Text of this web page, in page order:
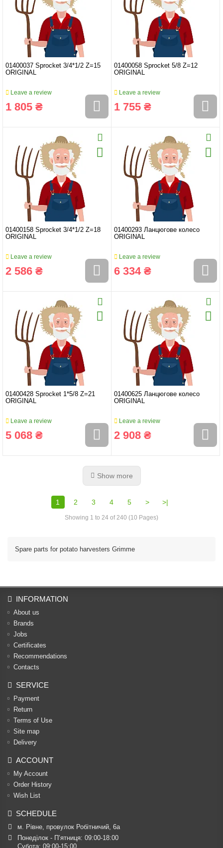
01400037 Sprocket 3/4*1/2 Z=15
ORIGINAL
Leave a review
1 805 ₴
01400058 Sprocket 5/8 Z=12
ORIGINAL
Leave a review
1 755 ₴
01400158 Sprocket 3/4*1/2 Z=18
ORIGINAL
Leave a review
2 586 ₴
01400293 Ланцюгове колесо
ORIGINAL
Leave a review
6 334 ₴
01400428 Sprocket 1*5/8 Z=21
ORIGINAL
Leave a review
5 068 ₴
01400625 Ланцюгове колесо
ORIGINAL
Leave a review
2 908 ₴
Show more
1 2 3 4 5 > >|
Showing 1 to 24 of 240 (10 Pages)
Spare parts for potato harvesters Grimme
INFORMATION
About us
Brands
Jobs
Certificates
Recommendations
Contacts
SERVICE
Payment
Return
Terms of Use
Site map
Delivery
ACCOUNT
My Account
Order History
Wish List
SCHEDULE
м. Рівне, провулок Робітничий, 6а
Понеділок - П’ятниця: 09:00-18:00
Субота: 09:00-15:00